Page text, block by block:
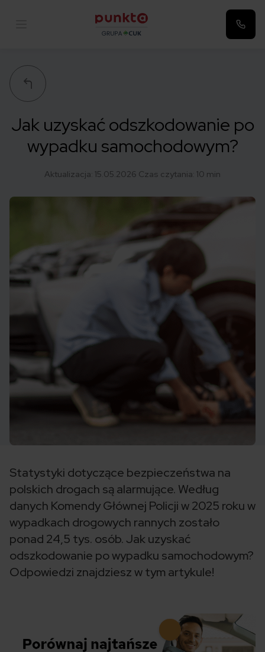
Jak uzyskać odszkodowanie po
wypadku samochodowym?
Aktualizacja: 15.05.2026 Czas czytania: 10 min
Statystyki dotyczące bezpieczeństwa na
polskich drogach są alarmujące. Według
danych Komendy Głównej Policji w 2025 roku w
wypadkach drogowych rannych zostało
ponad 24,5 tys. osób. Jak uzyskać
odszkodowanie po wypadku samochodowym?
Odpowiedzi znajdziesz w tym artykule!